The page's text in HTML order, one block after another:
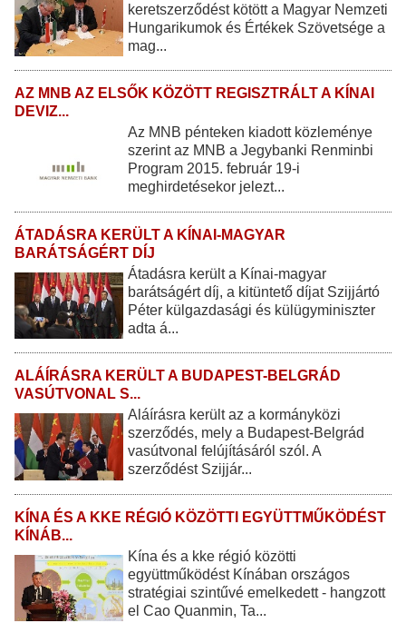
keretszerződést kötött a Magyar Nemzeti
Hungarikumok és Értékek Szövetsége a
mag...
AZ MNB AZ ELSŐK KÖZÖTT REGISZTRÁLT A KÍNAI
DEVIZ...
Az MNB pénteken kiadott közleménye
szerint az MNB a Jegybanki Renminbi
Program 2015. február 19-i
meghirdetésekor jelezt...
ÁTADÁSRA KERÜLT A KÍNAI-MAGYAR
BARÁTSÁGÉRT DÍJ
Átadásra került a Kínai-magyar
barátságért díj, a kitüntető díjat Szijjártó
Péter külgazdasági és külügyminiszter
adta á...
ALÁÍRÁSRA KERÜLT A BUDAPEST-BELGRÁD
VASÚTVONAL S...
Aláírásra került az a kormányközi
szerződés, mely a Budapest-Belgrád
vasútvonal felújításáról szól. A
szerződést Szijjár...
KÍNA ÉS A KKE RÉGIÓ KÖZÖTTI EGYÜTTMŰKÖDÉST
KÍNÁB...
Kína és a kke régió közötti
együttműködést Kínában országos
stratégiai szintűvé emelkedett - hangzott
el Cao Quanmin, Ta...